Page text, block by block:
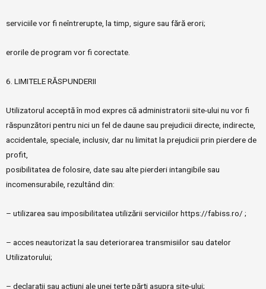
serviciile vor fi neîntrerupte, la timp, sigure sau fără erori;
erorile de program vor fi corectate.
6. LIMITELE RĂSPUNDERII
Utilizatorul acceptă în mod expres că administratorii site-ului nu vor fi
răspunzători pentru nici un fel de daune sau prejudicii directe, indirecte,
accidentale, speciale, inclusiv, dar nu limitat la prejudicii prin pierdere de
profit,
posibilitatea de folosire, date sau alte pierderi intangibile sau
incomensurabile, rezultând din:
– utilizarea sau imposibilitatea utilizării serviciilor https://fabiss.ro/ ;
– acces neautorizat la sau deteriorarea transmisiilor sau datelor
Utilizatorului;
– declarații sau acțiuni ale unei terțe părți asupra site-ului;